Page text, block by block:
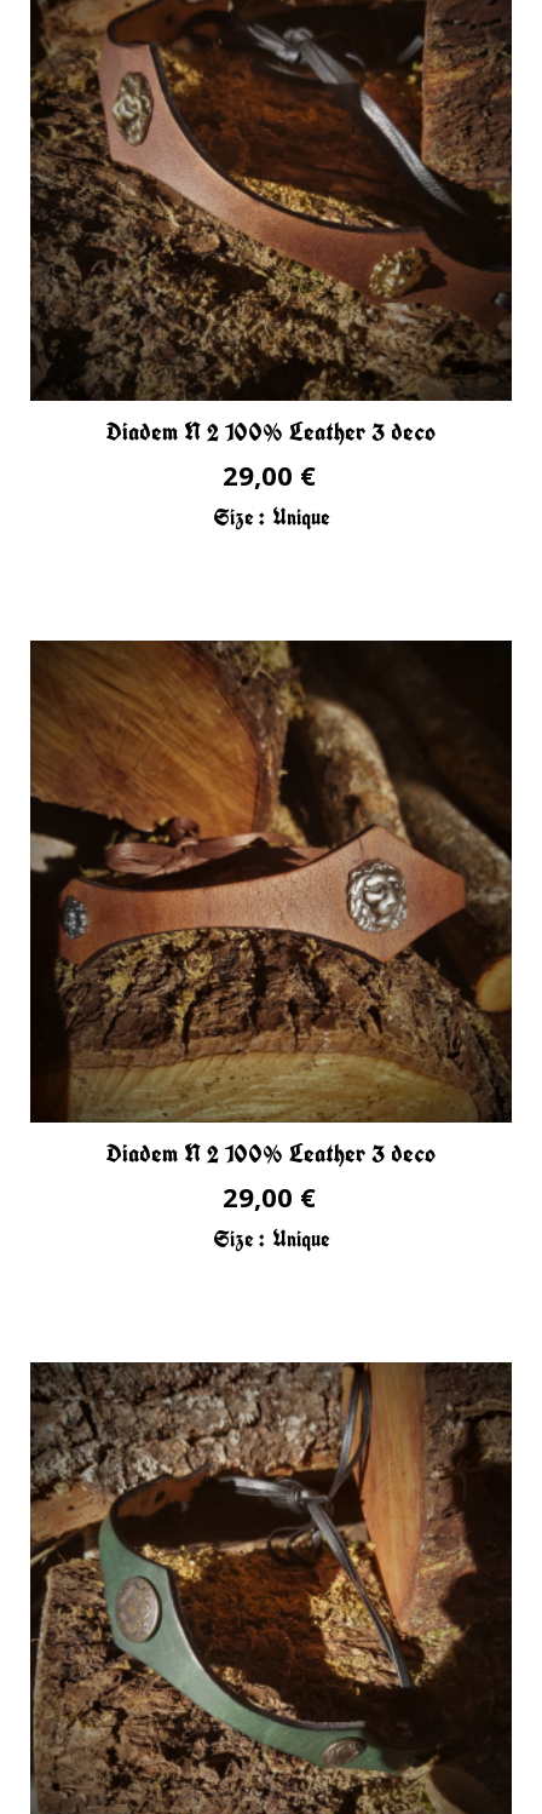
Diadem N 2 100% Leather 3 deco
29,00 €
Size : Unique
Diadem N 2 100% Leather 3 deco
29,00 €
Size : Unique